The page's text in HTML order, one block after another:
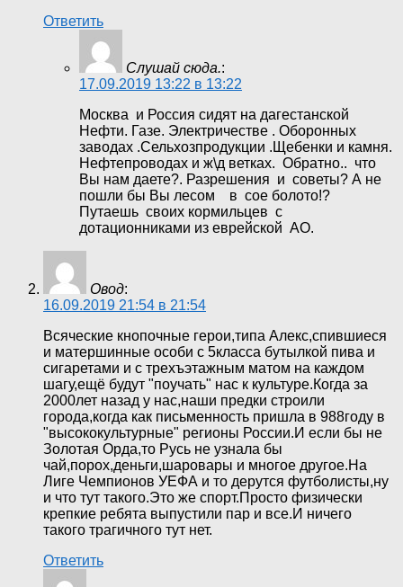
Ответить
Слушай сюда.:
17.09.2019 13:22 в 13:22
Москва и Россия сидят на дагестанской
Нефти. Газе. Электричестве . Оборонных
заводах .Сельхозпродукции .Щебенки и камня.
Нефтепроводах и ж\д ветках. Обратно.. что
Вы нам даете?. Разрешения и советы? А не
пошли бы Вы лесом в сое болото!?
Путаешь своих кормильцев с
дотационниками из еврейской АО.
Овод:
16.09.2019 21:54 в 21:54
Всяческие кнопочные герои,типа Алекс,спившиеся
и матершинные особи с 5класса бутылкой пива и
сигаретами и с трехъэтажным матом на каждом
шагу,ещё будут "поучать" нас к культуре.Когда за
2000лет назад у нас,наши предки строили
города,когда как письменность пришла в 988году в
"высококультурные" регионы России.И если бы не
Золотая Орда,то Русь не узнала бы
чай,порох,деньги,шаровары и многое другое.На
Лиге Чемпионов УЕФА и то дерутся футболисты,ну
и что тут такого.Это же спорт.Просто физически
крепкие ребята выпустили пар и все.И ничего
такого трагичного тут нет.
Ответить